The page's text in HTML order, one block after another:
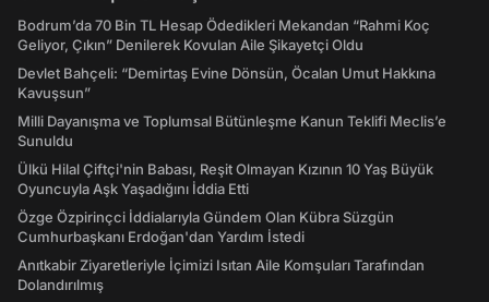
Bodrum’da 70 Bin TL Hesap Ödedikleri Mekandan “Rahmi Koç
Geliyor, Çıkın” Denilerek Kovulan Aile Şikayetçi Oldu
Devlet Bahçeli: “Demirtaş Evine Dönsün, Öcalan Umut Hakkına
Kavuşsun”
Milli Dayanışma ve Toplumsal Bütünleşme Kanun Teklifi Meclis’e
Sunuldu
Ülkü Hilal Çiftçi'nin Babası, Reşit Olmayan Kızının 10 Yaş Büyük
Oyuncuyla Aşk Yaşadığını İddia Etti
Özge Özpirinçci İddialarıyla Gündem Olan Kübra Süzgün
Cumhurbaşkanı Erdoğan'dan Yardım İstedi
Anıtkabir Ziyaretleriyle İçimizi Isıtan Aile Komşuları Tarafından
Dolandırılmış